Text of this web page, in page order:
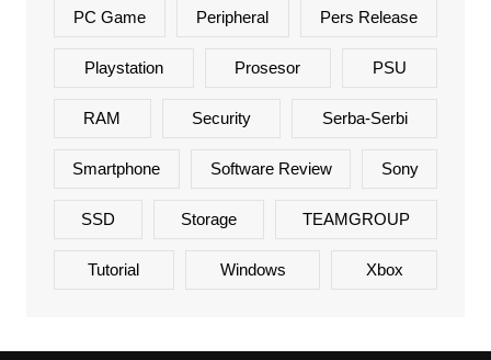
PC Game Peripheral Pers Release
Playstation Prosesor PSU
RAM Security Serba-Serbi
Smartphone Software Review Sony
SSD Storage TEAMGROUP
Tutorial Windows Xbox